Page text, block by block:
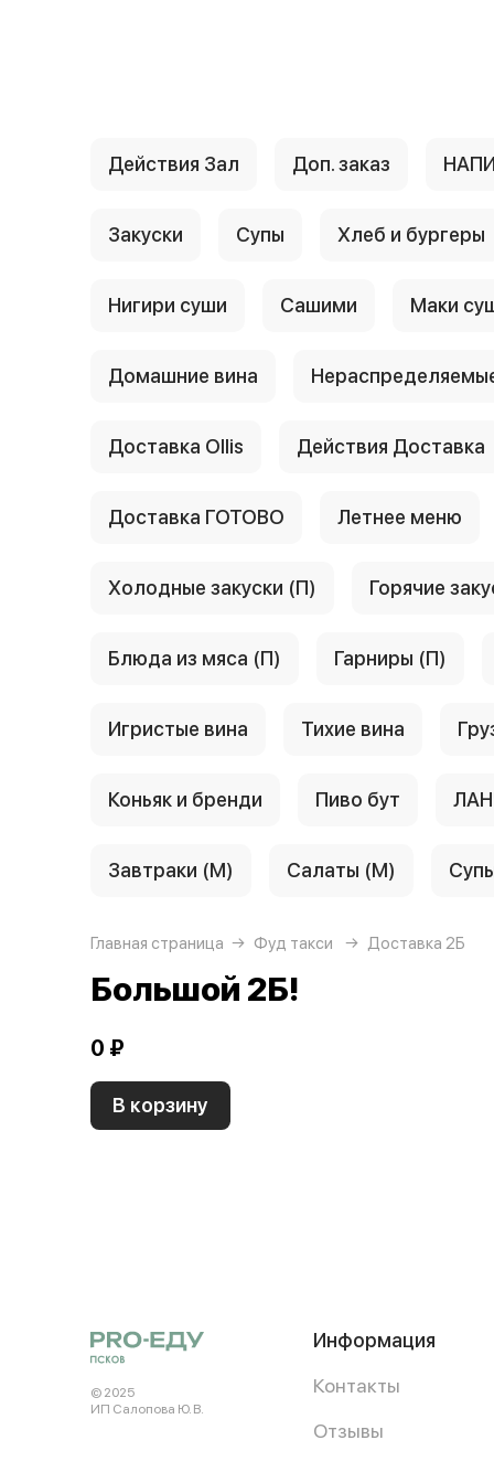
Действия Зал Доп. заказ
Закуски Супы Хлеб и бургеры
Нигири суши Сашими Маки
Домашние вина
Доставка Ollis Действия Доставка
Доставка ГОТОВО Летнее меню
Холодные закуски (П) Горячие
Блюда из мяса (П) Гарниры (П)
Игристые вина Тихие вина
Коньяк и бренди Пиво бут
Завтраки (М) Салаты (М)
Главная страница Фуд такси Доставка 2Б
Большой 2Б!
0 ₽
В корзину
© 2025
ИП Салопова Ю. В.
Информация
Контакты
Отзывы